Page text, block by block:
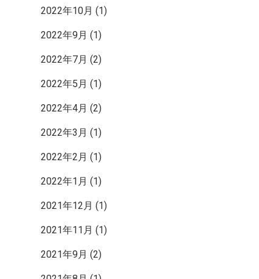
2022年10月 (1)
2022年9月 (1)
2022年7月 (2)
2022年5月 (1)
2022年4月 (2)
2022年3月 (1)
2022年2月 (1)
2022年1月 (1)
2021年12月 (1)
2021年11月 (1)
2021年9月 (2)